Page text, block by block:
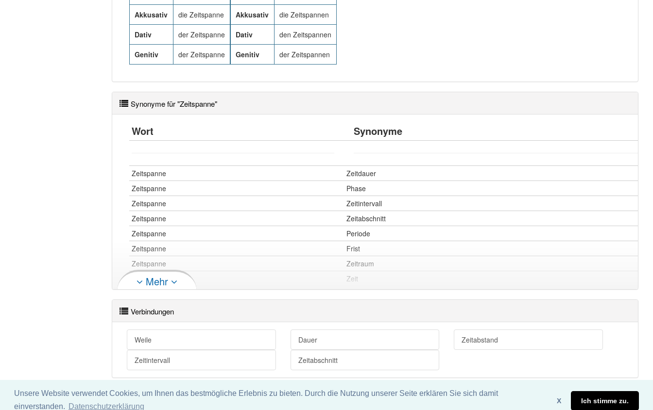
Unsere Website verwendet Cookies, um Ihnen das bestmögliche Erlebnis zu bieten. Durch die Nutzung unserer Seite erklären Sie sich damit
einverstanden.
Datenschutzerklärung
X Ich stimme zu.
Akkusativ die Zeitspanne
Dativ der Zeitspanne
Genitiv der Zeitspanne
Akkusativ die Zeitspannen
Dativ den Zeitspannen
Genitiv der Zeitspannen
Synonyme für "Zeitspanne"
Wort Synonyme
Zeitspanne
Zeitdauer
Zeitspanne
Phase
Zeitspanne
Zeitintervall
Zeitspanne
Zeitabschnitt
Zeitspanne
Periode
Zeitspanne
Frist
Zeitspanne
Zeitraum
Zeitspanne
Zeit
Zeitspanne
Zeitspanne
Dauer
Zeitspanne
Zeitspanne
Spanne
Zeitspanne
Zeitrahmen
Mehr
Verbindungen
Weile Dauer Zeitabstand
Zeitintervall Zeitabschnitt
Impressum